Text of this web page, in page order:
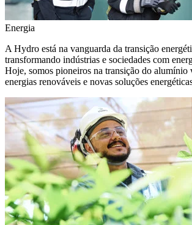
Energia
A Hydro está na vanguarda da transição
transformando indústrias e sociedades com
Hoje, somos pioneiros na transição do alumínio
energias renováveis e novas soluções